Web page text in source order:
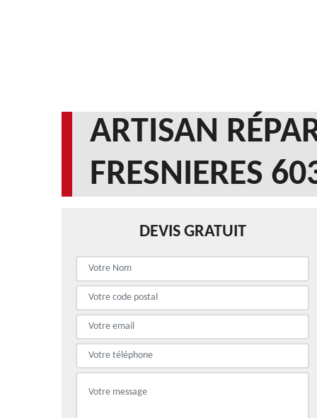
ARTISAN
FRESNIERES
DEVIS GRATUIT